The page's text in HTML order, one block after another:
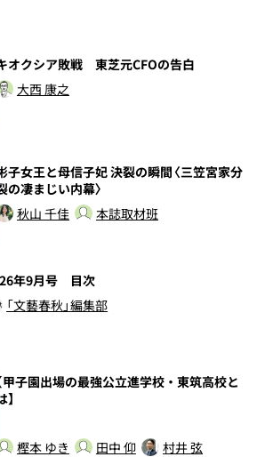
オクシア敗戦 東芝元CFOの告白
大西 康之
子女王と母信子妃 決裂の瞬間〈三笠宮家分
の凄まじい内幕〉
秋山 千佳
本誌取材班
年9月号 目次
「文藝春秋」編集部
甲子園出場の最強公立進学校・東筑高校と
】
樫本 ゆき 田中 仰 村井 弦